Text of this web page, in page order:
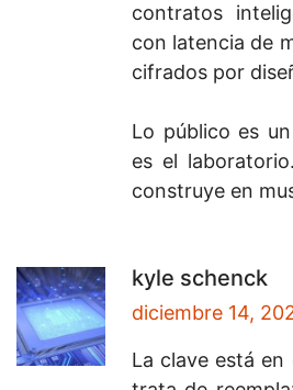
contratos
con latencia de
cifrados por
Lo público es
es el
construye en
kyle schenck
diciembre 14,
La clave está